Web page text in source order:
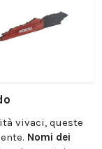
vivaci, queste
Nomi dei